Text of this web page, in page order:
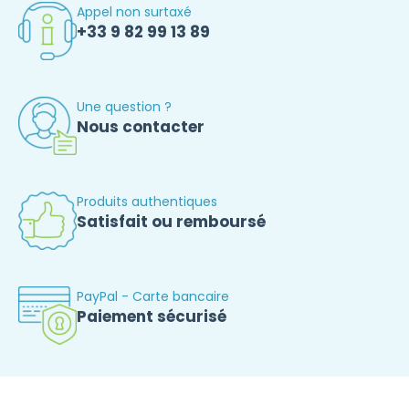
Appel non surtaxé
+33 9 82 99 13 89
Une question ?
Nous contacter
Produits authentiques
Satisfait ou remboursé
PayPal - Carte bancaire
Paiement sécurisé